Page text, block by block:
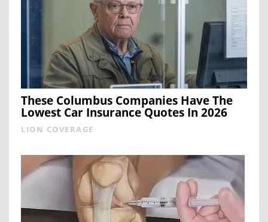
These Columbus Companies Have The
Lowest Car Insurance Quotes In 2026
LION COVERAGE